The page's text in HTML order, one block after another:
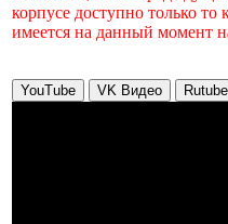
корпусе доступно только то
имеется на данный момент
YouTube VK Видео Rutube